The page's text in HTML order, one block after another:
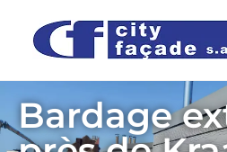
Bardage